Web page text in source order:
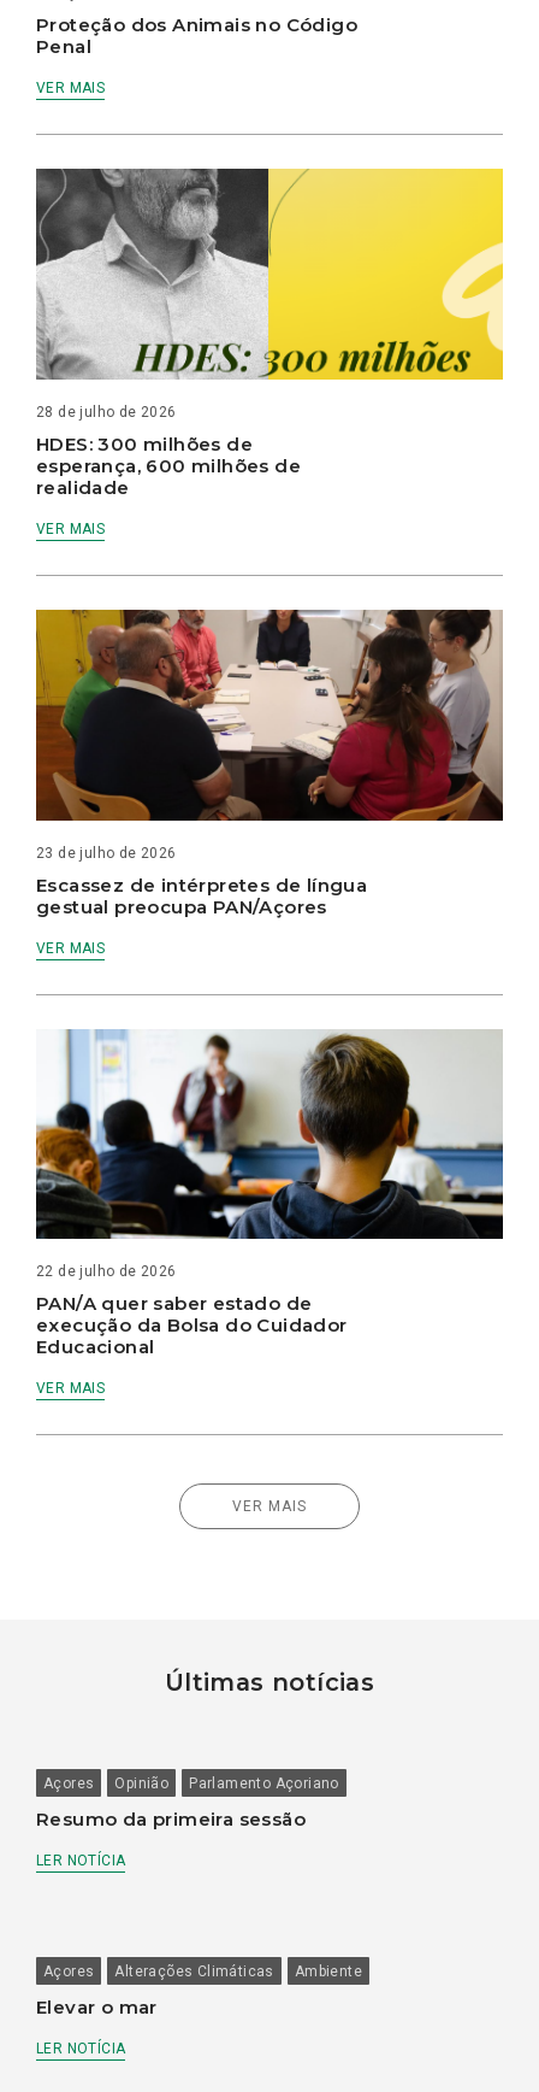
Proteção dos Animais no Código
Penal
VER MAIS
28 de julho de 2026
HDES: 300 milhões de
esperança, 600 milhões de
realidade
VER MAIS
23 de julho de 2026
Escassez de intérpretes de língua
gestual preocupa PAN/Açores
VER MAIS
22 de julho de 2026
PAN/A quer saber estado de
execução da Bolsa do Cuidador
Educacional
VER MAIS
VER MAIS
Últimas notícias
Açores Opinião Parlamento Açoriano
Resumo da primeira sessão
LER NOTÍCIA
Açores Alterações Climáticas Ambiente
Elevar o mar
LER NOTÍCIA